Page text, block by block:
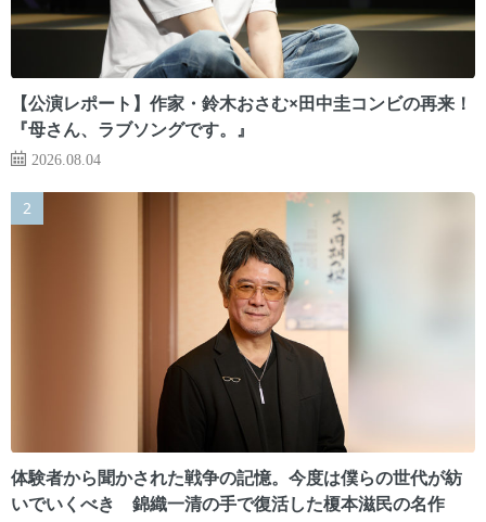
【公演レポート】作家・鈴木おさむ×田中圭コンビの再来！
『母さん、ラブソングです。』
2026.08.04
体験者から聞かされた戦争の記憶。今度は僕らの世代が紡
いでいくべき 錦織一清の手で復活した榎本滋民の名作